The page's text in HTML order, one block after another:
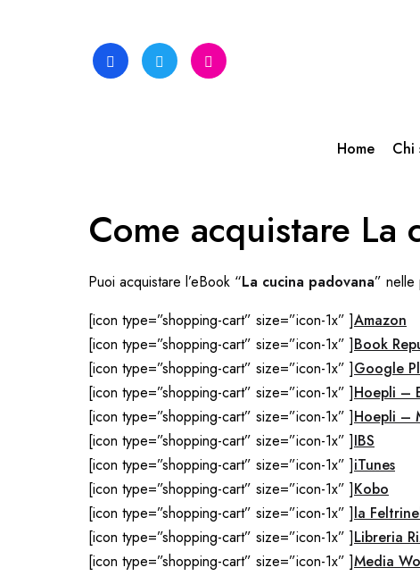
Home Chi
Come acquistare La
Puoi acquistare l’eBook “La cucina padovana” nelle
[icon type=”shopping-cart” size=”icon-1x” ]Amazon
[icon type=”shopping-cart” size=”icon-1x” ]Book
[icon type=”shopping-cart” size=”icon-1x” ]Google
[icon type=”shopping-cart” size=”icon-1x” ]Hoepli –
[icon type=”shopping-cart” size=”icon-1x” ]Hoepli –
[icon type=”shopping-cart” size=”icon-1x” ]IBS
[icon type=”shopping-cart” size=”icon-1x” ]iTunes
[icon type=”shopping-cart” size=”icon-1x” ]Kobo
[icon type=”shopping-cart” size=”icon-1x” ]la
[icon type=”shopping-cart” size=”icon-1x” ]Libreria
[icon type=”shopping-cart” size=”icon-1x” ]Media